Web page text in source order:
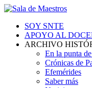
SOY SNTE
APOYO AL
ARCHIVO
En la punta
Crónicas de
Efemérides
Saber más